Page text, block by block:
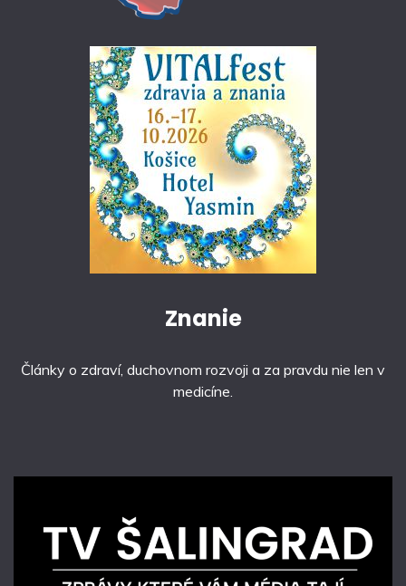
Znanie
Články o zdraví, duchovnom rozvoji a za pravdu nie len v
medicíne.